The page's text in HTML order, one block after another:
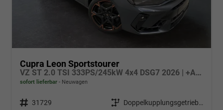
Cupra Leon Sportstourer
VZ ST 2.0 TSI 333PS/245kW 4x4 DSG7 2026 | +AHK +NAVI +Matrix +Immersive +5J Erw. Garantie
sofort lieferbar Neuwagen
Fahrzeugnr. 31729 Getriebe
Doppelkupplungsgetriebe (DSG)